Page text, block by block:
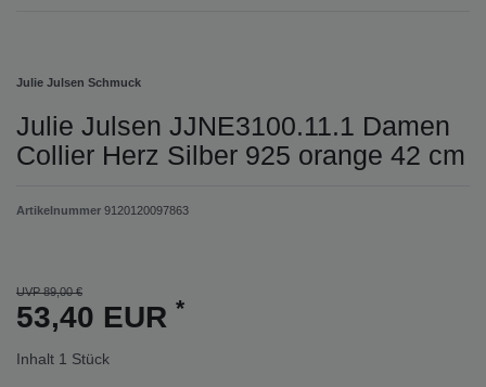
Julie Julsen Schmuck
Julie Julsen JJNE3100.11.1 Damen
Collier Herz Silber 925 orange 42 cm
Artikelnummer 9120120097863
UVP 89,00 €
53,40 EUR *
Inhalt 1 Stück